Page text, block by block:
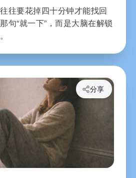
往要花掉四十分钟才能找回
句“就一下”，而是大脑在解锁
分享